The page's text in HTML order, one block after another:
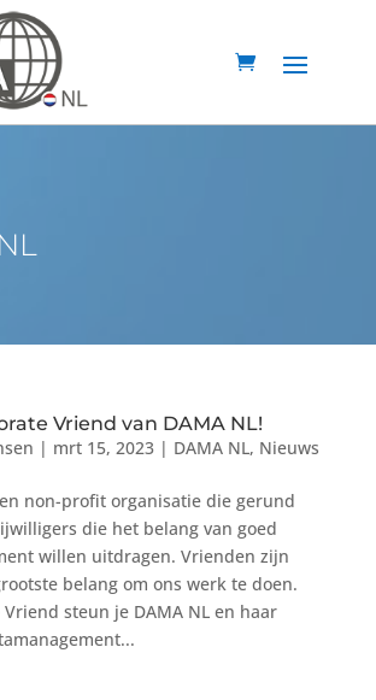
Vriend van DAMA NL!
| mrt 15, 2023| DAMA NL, Nieuws
non-profit organisatie die gerund
die het belang van goed
willen uitdragen. Vrienden zijn
belang om ons werk te doen.
steun je DAMA NL en haar